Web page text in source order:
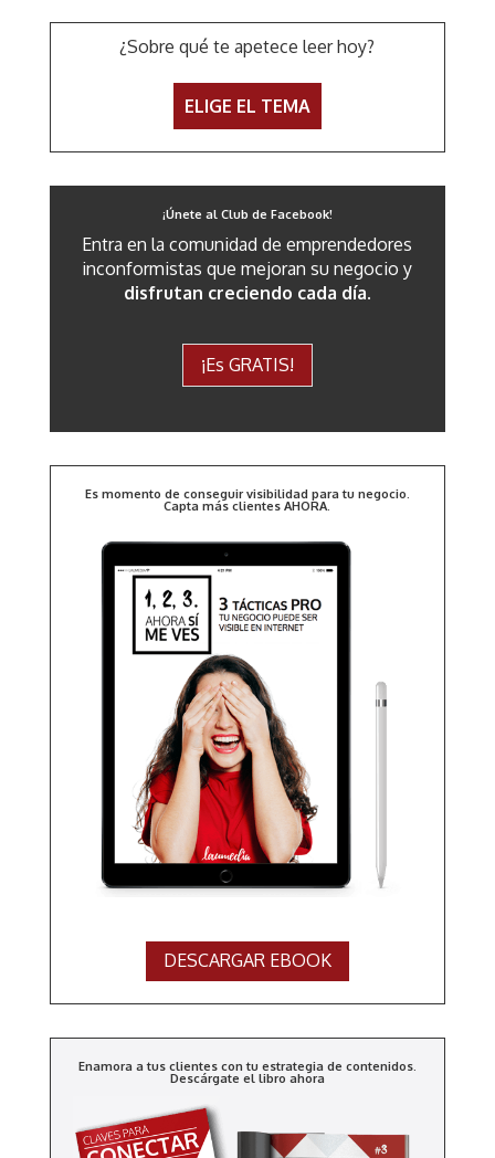
¿Sobre qué te apetece leer hoy?
ELIGE EL TEMA
¡Únete al Club de Facebook!
Entra en la comunidad de emprendedores
inconformistas que mejoran su negocio y
disfrutan creciendo cada día.
¡Es GRATIS!
Es momento de conseguir visibilidad para tu negocio.
Capta más clientes AHORA.
DESCARGAR EBOOK
Enamora a tus clientes con tu estrategia de contenidos.
Descárgate el libro ahora